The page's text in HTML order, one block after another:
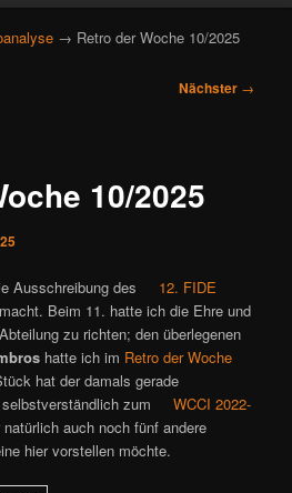
→ Retro der Woche 10/2025
Nächster →
10/2025
Ausschreibung des
12. FIDE
Beim 11. hatte ich die Ehre und
zu richten; den überlegenen
hatte ich im Retro der Woche
hat der damals gerade
zum
WCCI 2022-
auch noch fünf andere
hier vorstellen möchte.